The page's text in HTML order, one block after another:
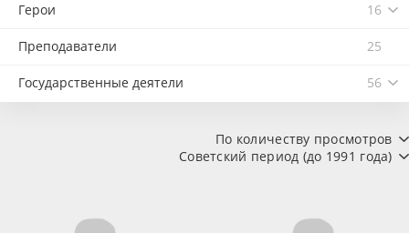
Герои 16
Преподаватели 25
Государственные деятели 56
По количеству просмотров
Советский период (до 1991 года)